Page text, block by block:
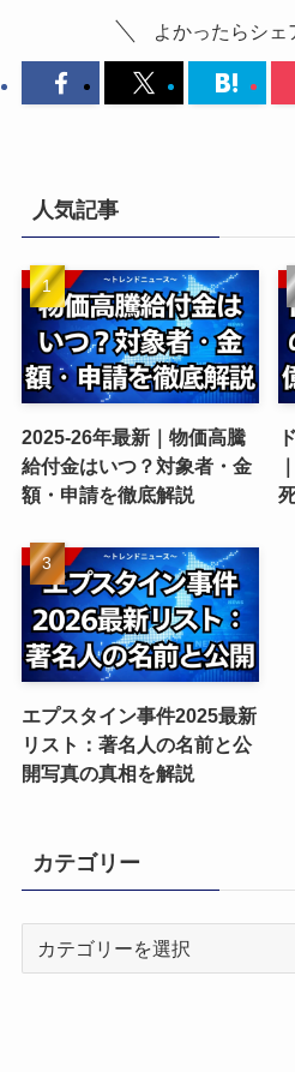
よかったらシェ
人気記事
2025-26年最新｜物価高騰
給付金はいつ？対象者・金
額・申請を徹底解説
エプスタイン事件2025最新
リスト：著名人の名前と公
開写真の真相を解説
カテゴリー